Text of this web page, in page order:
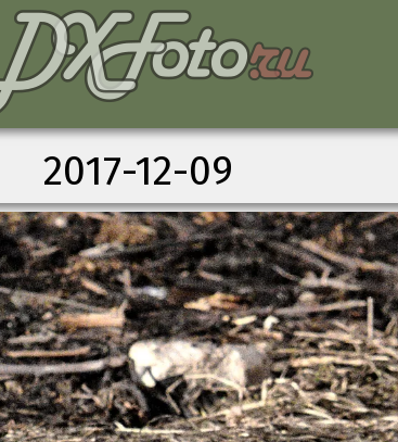
2017-12-09